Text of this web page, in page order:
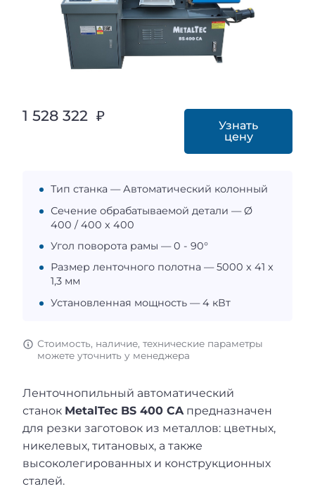
1 528 322 ₽
Узнать
цену
Тип станка — Автоматический колонный
Сечение обрабатываемой детали — Ø
400 / 400 x 400
Угол поворота рамы — 0 - 90°
Размер ленточного полотна — 5000 x 41 x
1,3 мм
Установленная мощность — 4 кВт
Стоимость, наличие, технические параметры
можете уточнить у менеджера
Ленточнопильный автоматический
станок MetalTec BS 400 СA предназначен
для резки заготовок из металлов: цветных,
никелевых, титановых, а также
высоколегированных и конструкционных
сталей.